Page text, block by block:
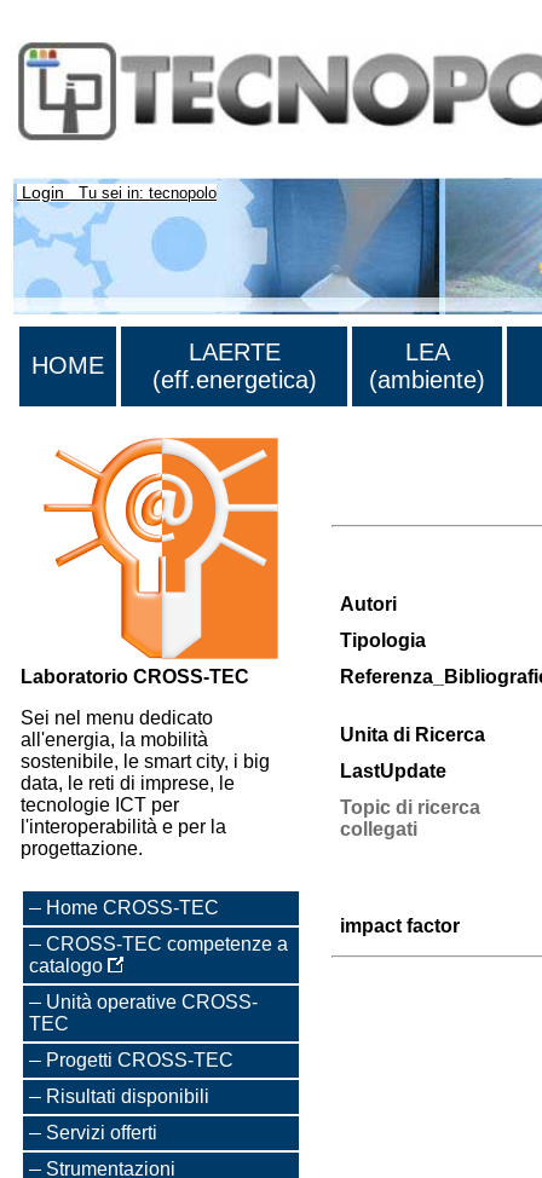
Login Tu sei in: tecnopolo
HOME
LAERTE
(eff.energetica)
LEA
(ambiente)
Laboratorio CROSS-TEC
Sei nel menu dedicato
all'energia, la mobilità
sostenibile, le smart city, i big
data, le reti di imprese, le
tecnologie ICT per
l'interoperabilità e per la
progettazione.
Home CROSS-TEC
CROSS-TEC competenze a
catalogo
Unità operative CROSS-
TEC
Progetti CROSS-TEC
Risultati disponibili
Servizi offerti
Strumentazioni
Autori
Tipologia
Unita di Ricerca
LastUpdate
Topic di ricerca
collegati
impact factor